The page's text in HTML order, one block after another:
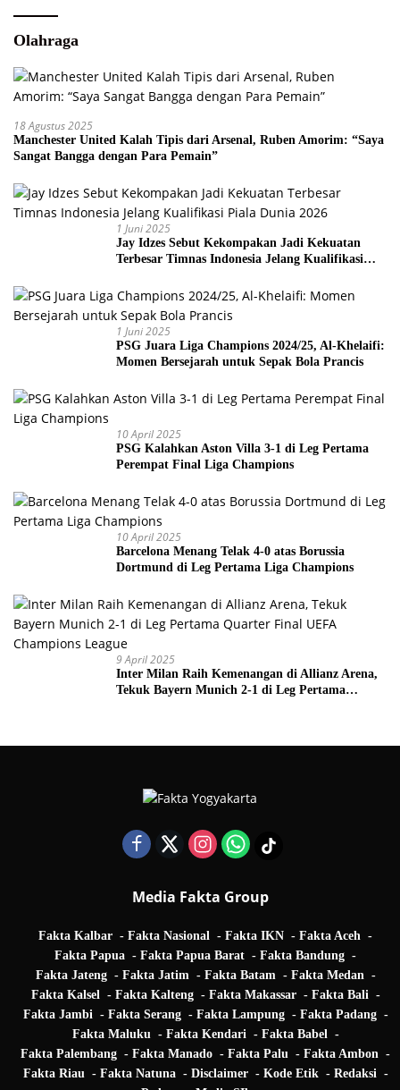
Olahraga
18 Agustus 2025
Manchester United Kalah Tipis dari Arsenal, Ruben Amorim: “Saya
Sangat Bangga dengan Para Pemain”
1 Juni 2025
Jay Idzes Sebut Kekompakan Jadi Kekuatan
Terbesar Timnas Indonesia Jelang Kualifikasi
1 Juni 2025
PSG Juara Liga Champions 2024/25, Al-Khelaifi:
Momen Bersejarah untuk Sepak Bola Prancis
10 April 2025
PSG Kalahkan Aston Villa 3-1 di Leg Pertama
Perempat Final Liga Champions
10 April 2025
Barcelona Menang Telak 4-0 atas Borussia
Dortmund di Leg Pertama Liga Champions
9 April 2025
Inter Milan Raih Kemenangan di Allianz Arena,
Tekuk Bayern Munich 2-1 di Leg Pertama
Media Fakta Group
Fakta Kalbar Fakta Nasional Fakta IKN
Fakta Aceh
Fakta Papua
Fakta Papua Barat
Fakta Bandung
Fakta Jateng
Fakta Jatim Fakta Batam
Fakta Medan
Fakta Kalsel
Fakta Kalteng Fakta Makassar
Fakta Bali
Fakta Jambi
Fakta Serang Fakta Lampung
Fakta Padang
Fakta Maluku
Fakta Kendari
Fakta Babel
Fakta Palembang
Fakta Manado Fakta Palu
Fakta Ambon
Fakta Riau
Fakta Natuna Disclaimer Kode Etik
Redaksi